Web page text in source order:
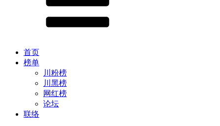
首页
榜单
川粉榜
川黑榜
网红榜
论坛
联络